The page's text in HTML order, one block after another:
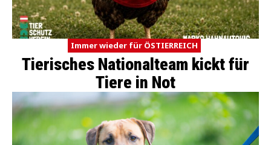
Immer wieder für ÖSTIERREICH
Tierisches Nationalteam kickt für
Tiere in Not